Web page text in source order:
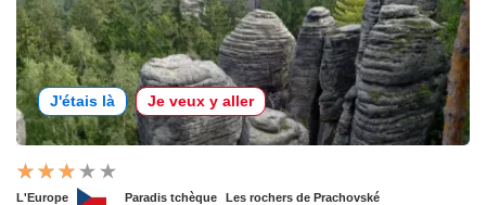
J'étais là Je veux y aller
L'Europe Paradis tchèque Les rochers de Prachovské